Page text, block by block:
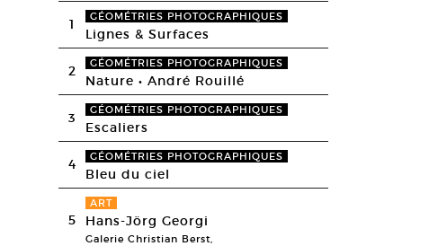
1 GÉOMÉTRIES PHOTOGRAPHIQUES
Lignes & Surfaces
2 GÉOMÉTRIES PHOTOGRAPHIQUES
Nature • André Rouillé
3 GÉOMÉTRIES PHOTOGRAPHIQUES
Escaliers
4 GÉOMÉTRIES PHOTOGRAPHIQUES
Bleu du ciel
5
ART
Hans-Jörg Georgi
Galerie Christian Berst,